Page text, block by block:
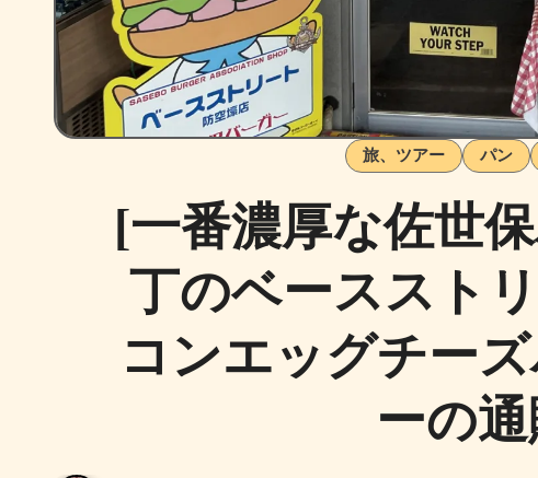
旅、ツアー パン
[一番濃厚な佐世
丁のベーススト
コンエッグチー
ーの